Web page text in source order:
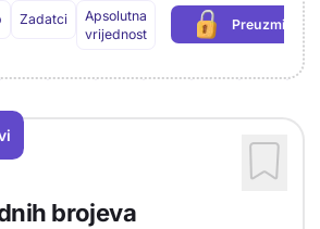
Zadatci
Apsolutna
vrijednost
Preuzmi PDF
(potrebna
brojeva